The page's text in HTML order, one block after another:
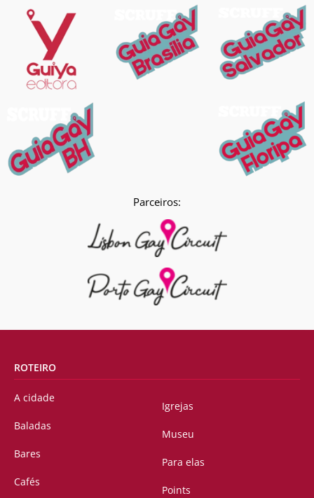
Parceiros:
ROTEIRO
A cidade
Baladas
Bares
Cafés
Igrejas
Museu
Para elas
Points